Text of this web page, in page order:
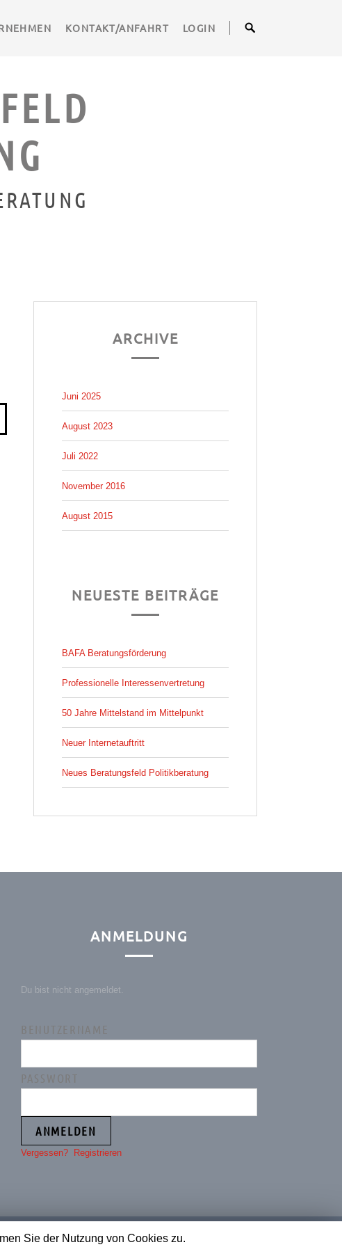
KONTAKT/ANFAHRT LOGIN
ARCHIVE
Juni 2025
August 2023
Juli 2022
November 2016
August 2015
NEUESTE BEITRÄGE
BAFA Beratungsförderung
Professionelle Interessenvertretung
50 Jahre Mittelstand im Mittelpunkt
Neuer Internetauftritt
Neues Beratungsfeld Politikberatung
ANMELDUNG
Du bist nicht angemeldet.
BENUTZERNAME
PASSWORT
Vergessen? Registrieren
Sie der Nutzung von Cookies zu.